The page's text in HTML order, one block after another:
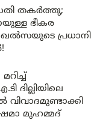
തകർത്തു;
ഭീകര
പ്രധാനി
മുഹമ്മദ്